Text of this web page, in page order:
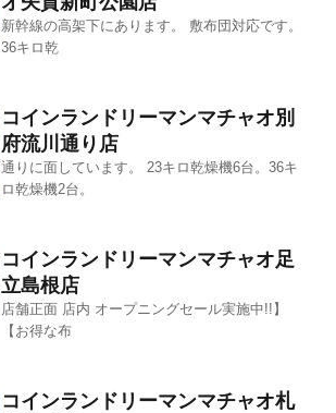
新幹線の高架下にあります。 敷布団対応です。
36キロ乾
コインランドリーマンマチャオ別
府流川通り店
通りに面しています。 23キロ乾燥機6台。36キ
ロ乾燥機2台。
コインランドリーマンマチャオ足
立島根店
店舗正面 店内 オープニングセール実施中!!】
【お得な布
コインランドリーマンマチャオ札